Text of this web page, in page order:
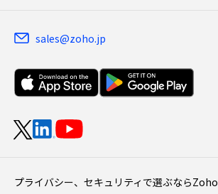
sales@zoho.jp
プライバシー、セキュリティで選ぶならZoho